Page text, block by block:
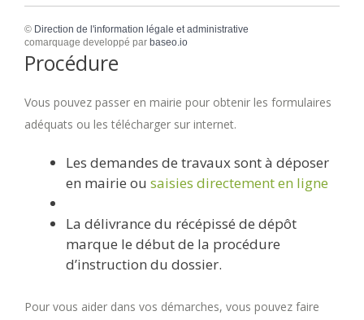
© Direction de l'information légale et administrative
comarquage developpé par baseo.io
Procédure
Vous pouvez passer en mairie pour obtenir les formulaires
adéquats ou les télécharger sur internet.
Les demandes de travaux sont à déposer
en mairie ou saisies directement en ligne
La délivrance du récépissé de dépôt
marque le début de la procédure
d’instruction du dossier.
Pour vous aider dans vos démarches, vous pouvez faire